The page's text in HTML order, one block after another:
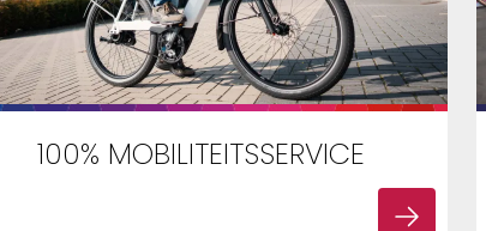
100% MOBILITEITSSERVICE